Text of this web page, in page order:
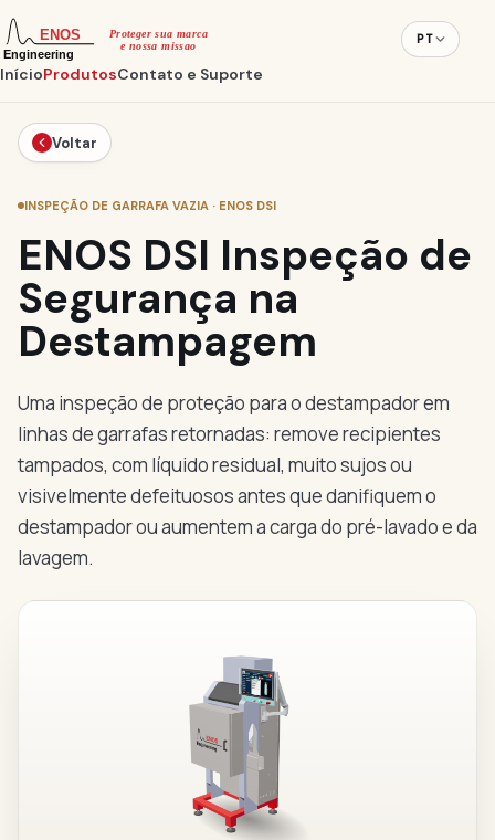
InícioProdutosContato e Suporte
PT
Voltar
INSPEÇÃO DE GARRAFA VAZIA · ENOS DSI
ENOS DSI Inspeção de
Segurança na
Destampagem
Uma inspeção de proteção para o destampador em
linhas de garrafas retornadas: remove recipientes
tampados, com líquido residual, muito sujos ou
visivelmente defeituosos antes que danifiquem o
destampador ou aumentem a carga do pré-lavado e da
lavagem.